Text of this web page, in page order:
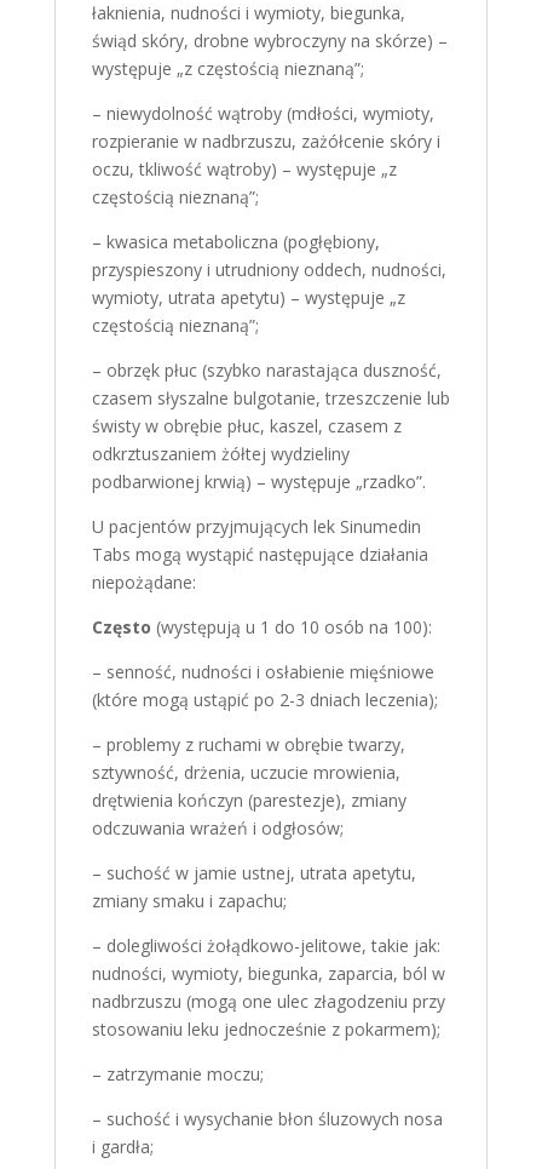
łaknienia, nudności i wymioty, biegunka,
świąd skóry, drobne wybroczyny na skórze) –
występuje „z częstością nieznaną”;
– niewydolność wątroby (mdłości, wymioty,
rozpieranie w nadbrzuszu, zażółcenie skóry i
oczu, tkliwość wątroby) – występuje „z
częstością nieznaną”;
– kwasica metaboliczna (pogłębiony,
przyspieszony i utrudniony oddech, nudności,
wymioty, utrata apetytu) – występuje „z
częstością nieznaną”;
– obrzęk płuc (szybko narastająca duszność,
czasem słyszalne bulgotanie, trzeszczenie lub
świsty w obrębie płuc, kaszel, czasem z
odkrztuszaniem żółtej wydzieliny
podbarwionej krwią) – występuje „rzadko”.
U pacjentów przyjmujących lek Sinumedin
Tabs mogą wystąpić następujące działania
niepożądane:
Często (występują u 1 do 10 osób na 100):
– senność, nudności i osłabienie mięśniowe
(które mogą ustąpić po 2-3 dniach leczenia);
– problemy z ruchami w obrębie twarzy,
sztywność, drżenia, uczucie mrowienia,
drętwienia kończyn (parestezje), zmiany
odczuwania wrażeń i odgłosów;
– suchość w jamie ustnej, utrata apetytu,
zmiany smaku i zapachu;
– dolegliwości żołądkowo-jelitowe, takie jak:
nudności, wymioty, biegunka, zaparcia, ból w
nadbrzuszu (mogą one ulec złagodzeniu przy
stosowaniu leku jednocześnie z pokarmem);
– zatrzymanie moczu;
– suchość i wysychanie błon śluzowych nosa
i gardła;